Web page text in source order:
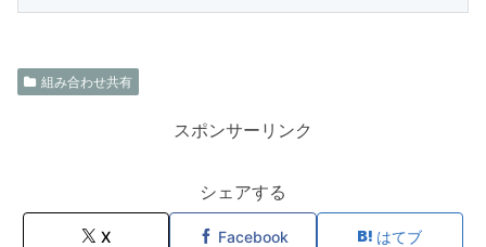
組み合わせ共有
スポンサーリンク
シェアする
X Facebook はてブ